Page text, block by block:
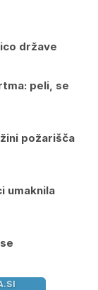
države
peli, se
požarišča
umaknila